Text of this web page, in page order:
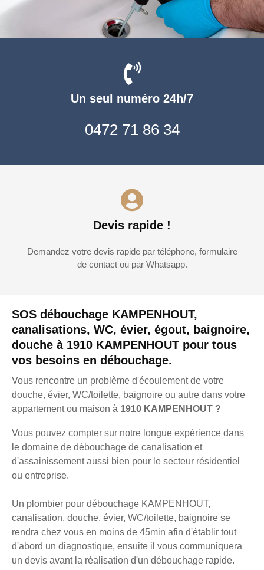
SOS débouchage KAMPENHOUT,
canalisations, WC, évier, égout, baignoire,
douche à 1910 KAMPENHOUT pour tous
vos besoins en débouchage.
Vous rencontre un problème d'écoulement de votre
douche, évier, WC/toilette, baignoire ou autre dans votre
appartement ou maison à 1910 KAMPENHOUT ?
Vous pouvez compter sur notre longue expérience dans
le domaine de débouchage de canalisation et
d'assainissement aussi bien pour le secteur résidentiel
ou entreprise.
Un plombier pour débouchage KAMPENHOUT,
canalisation, douche, évier, WC/toilette, baignoire se
rendra chez vous en moins de 45min afin d'établir tout
d'abord un diagnostique, ensuite il vous communiquera
un devis avant la réalisation d'un débouchage rapide.
Un seul numéro 24h/7
0472 71 86 34
Devis rapide !
Demandez votre devis rapide par téléphone, formulaire
de contact ou par Whatsapp.